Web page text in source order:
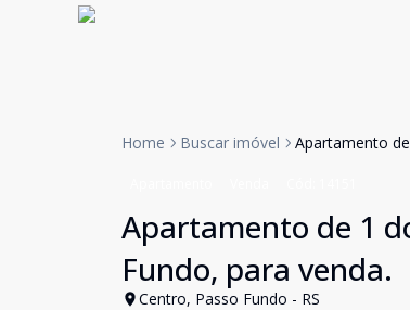
Home Buscar imóvel Apartamento
Apartamento de 1
Fundo, para venda.
Centro, Passo Fundo - RS